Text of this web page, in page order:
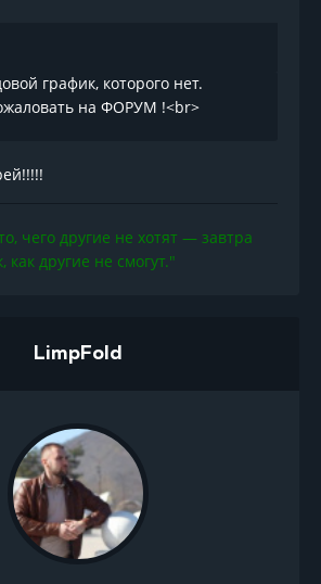
график, которого нет.
на ФОРУМ !<br>
чего другие не хотят — завтра
как другие не смогут."
LimpFold